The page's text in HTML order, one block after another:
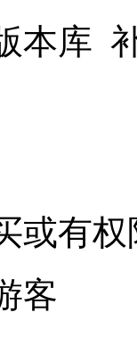
本库
或有权
客